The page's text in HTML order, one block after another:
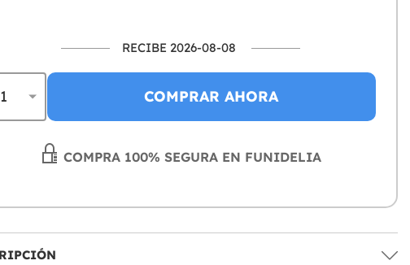
RECIBE 2026-08-08
COMPRAR AHORA
COMPRA 100% SEGURA EN FUNIDELIA